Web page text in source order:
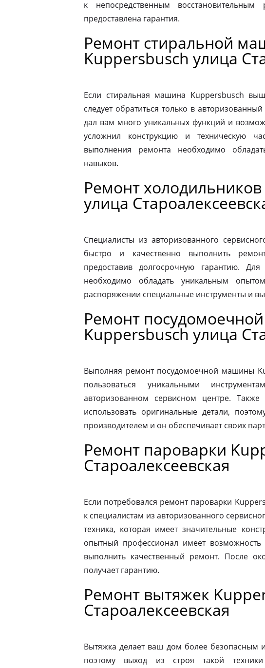
к непосредственным
предоставлена гарантия.
Ремонт стиральной
Kuppersbusch улица
Если стиральная машина Kuppersbusch
следует обратиться только в
дал вам много уникальных функций и
усложнил конструкцию и техническую
выполнения ремонта необходимо
навыков.
Ремонт
улица
Специалисты из авторизованного
быстро и качественно выполнить
предоставив долгосрочную гарантию.
необходимо обладать уникальным
распоряжении специальные инструменты и
Ремонт
Kuppersbusch улица
Выполняя ремонт посудомоечной машины
пользоваться уникальными
авторизованном сервисном центре.
использовать оригинальные детали,
производителем и он обеспечивает своих
Ремонт пароварки
Староалексеевская
Если потребовался ремонт пароварки
к специалистам из авторизованного
техника, которая имеет значительные
опытный профессионал имеет
выполнить качественный ремонт. После
получает гарантию.
Ремонт вытяжек
Староалексеевская
Вытяжка делает ваш дом более
поэтому выход из строя такой